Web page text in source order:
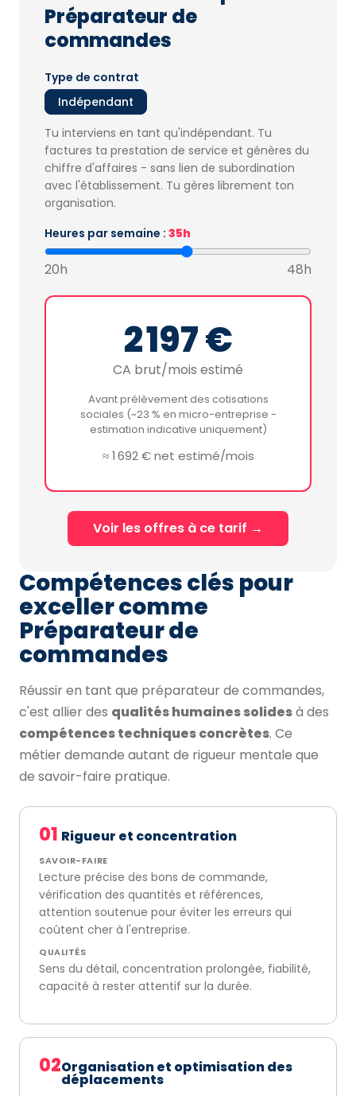
Préparateur de
commandes
Type de contrat
Indépendant
Tu interviens en tant qu'indépendant. Tu
factures ta prestation de service et génères du
chiffre d'affaires - sans lien de subordination
avec l'établissement. Tu gères librement ton
organisation.
Heures par semaine : 35h
20h 48h
2 197 €
CA brut/mois estimé
Avant prélèvement des cotisations
sociales (~23 % en micro-entreprise -
estimation indicative uniquement)
≈ 1 692 € net estimé/mois
Voir les offres à ce tarif →
Compétences clés pour
exceller comme
Préparateur de
commandes
Réussir en tant que préparateur de commandes,
c'est allier des qualités humaines solidesà des
compétences techniques concrètes. Ce
métier demande autant de rigueur mentale que
de savoir-faire pratique.
01 Rigueur et concentration
SAVOIR-FAIRE
Lecture précise des bons de commande,
vérification des quantités et références,
attention soutenue pour éviter les erreurs qui
coûtent cher à l'entreprise.
QUALITÉS
Sens du détail, concentration prolongée, fiabilité,
capacité à rester attentif sur la durée.
02Organisation et optimisation des
déplacements